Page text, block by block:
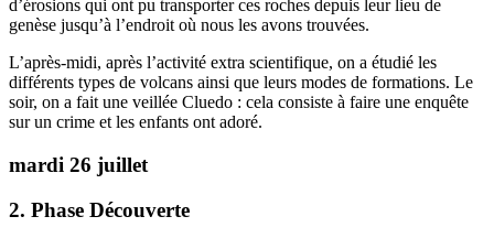
d’érosions qui ont pu transporter ces roches depuis leur lieu de
genèse jusqu’à l’endroit où nous les avons trouvées.
L’après-midi, après l’activité extra scientifique, on a étudié les
différents types de volcans ainsi que leurs modes de formations. Le
soir, on a fait une veillée Cluedo : cela consiste à faire une enquête
sur un crime et les enfants ont adoré.
mardi 26 juillet
2. Phase Découverte